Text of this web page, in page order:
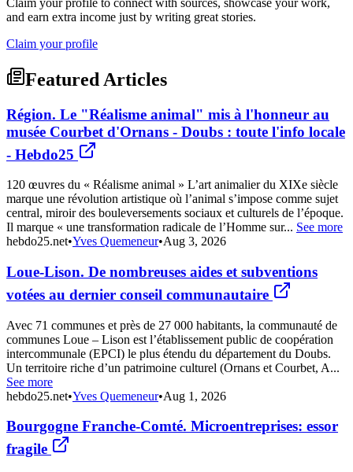
and earn extra income just by writing great stories.
Claim your profile
Featured Articles
Région. Le "Réalisme animal" mis à l'honneur au
musée Courbet d'Ornans - Doubs : toute l'info locale
- Hebdo25
120 œuvres du « Réalisme animal » L’art animalier du XIXe siècle
marque une révolution artistique où l’animal s’impose comme sujet
central, miroir des bouleversements sociaux et culturels de l’époque.
Il marque « une transformation radicale de l’Homme sur... See more
hebdo25.net•Yves Quemeneur•Aug 3, 2026
Loue-Lison. De nombreuses aides et subventions
votées au dernier conseil communautaire
Avec 71 communes et près de 27 000 habitants, la communauté de
communes Loue – Lison est l’établissement public de coopération
intercommunale (EPCI) le plus étendu du département du Doubs.
Un territoire riche d’un patrimoine culturel (Ornans et Courbet, A...
See more
hebdo25.net•Yves Quemeneur•Aug 1, 2026
Bourgogne Franche-Comté. Microentreprises: essor
fragile